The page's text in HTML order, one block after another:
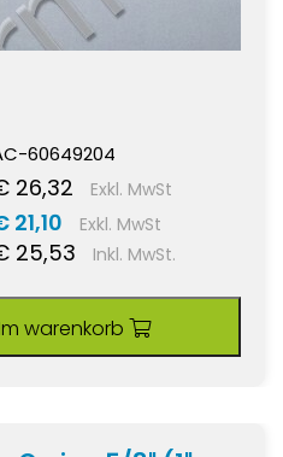
60649204
26,32 Exkl. MwSt
21,10 Exkl. MwSt
25,53 Inkl. MwSt.
warenkorb